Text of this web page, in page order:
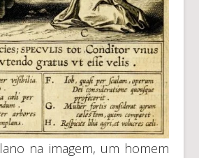
na imagem, um homem